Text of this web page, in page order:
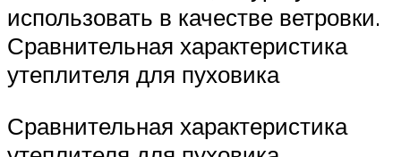
использовать в качестве ветровки.
Сравнительная характеристика
утеплителя для пуховика
Сравнительная характеристика